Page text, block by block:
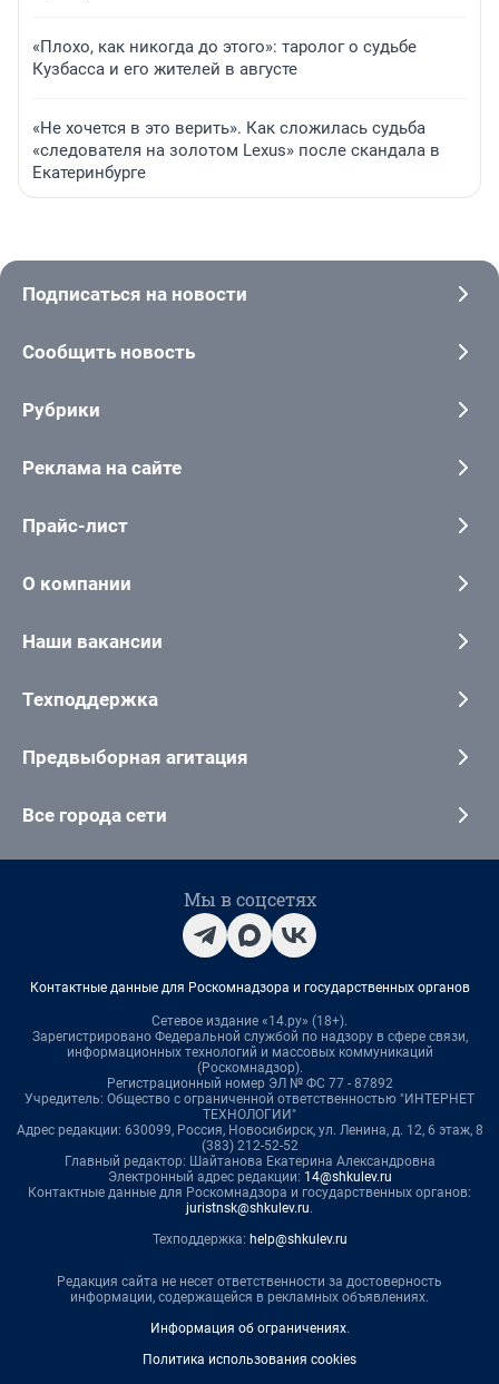
«Плохо, как никогда до этого»: таролог о судьбе
Кузбасса и его жителей в августе
«Не хочется в это верить». Как сложилась судьба
«следователя на золотом Lexus» после скандала в
Екатеринбурге
Подписаться на новости
Сообщить новость
Рубрики
Реклама на сайте
Прайс-лист
О компании
Наши вакансии
Техподдержка
Предвыборная агитация
Все города сети
Мы в соцсетях
Контактные данные для Роскомнадзора и государственных органов
Сетевое издание «14.ру» (18+).
Зарегистрировано Федеральной службой по надзору в сфере связи,
информационных технологий и массовых коммуникаций
(Роскомнадзор).
Регистрационный номер ЭЛ № ФС 77 - 87892
Учредитель: Общество с ограниченной ответственностью "ИНТЕРНЕТ
ТЕХНОЛОГИИ"
Адрес редакции: 630099, Россия, Новосибирск, ул. Ленина, д. 12, 6 этаж, 8
(383) 212-52-52
Главный редактор: Шайтанова Екатерина Александровна
Электронный адрес редакции: 14@shkulev.ru
Контактные данные для Роскомнадзора и государственных органов:
juristnsk@shkulev.ru.
Техподдержка: help@shkulev.ru
Редакция сайта не несет ответственности за достоверность
информации, содержащейся в рекламных объявлениях.
Информация об ограничениях.
Политика использования cookies